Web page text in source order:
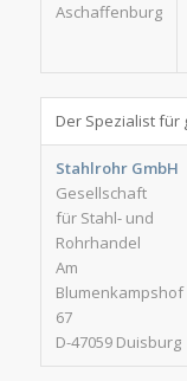
Aschaffenburg
Der Spezialist für
Stahlrohr GmbH
Gesellschaft
für Stahl- und
Rohrhandel
Am
Blumenkampshof
67
D-47059 Duisburg